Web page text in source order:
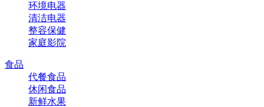
环境电器
清洁电器
整容保健
家庭影院
食品
代餐食品
休闲食品
新鲜水果